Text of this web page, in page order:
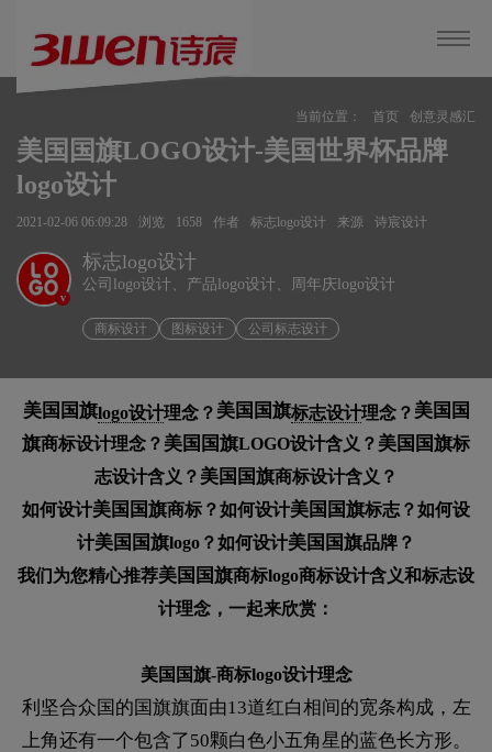
当前位置： 首页 创意灵感汇
美国国旗LOGO设计-美国世界杯品牌
logo设计
2021-02-06 06:09:28 浏览 1658 作者 标志logo设计 来源 诗宸设计
v
标志logo设计
公司logo设计、产品logo设计、周年庆logo设计
商标设计 图标设计 公司标志设计
美国国旗logo设计理念？ 美国国旗标志设计理念？ 美国国
旗商标设计理念？ 美国国旗LOGO设计含义？ 美国国旗标
志设计含义？ 美国国旗商标设计含义？
如何设计美国国旗商标？如何设计美国国旗标志？如何设
计美国国旗logo？如何设计美国国旗品牌？
我们为您精心推荐美国国旗商标logo商标设计含义和标志设
计理念，一起来欣赏：
美国国旗-商标logo设计理念
利坚合众国的国旗旗面由13道红白相间的宽条构成，左
上角还有一个包含了50颗白色小五角星的蓝色长方形。